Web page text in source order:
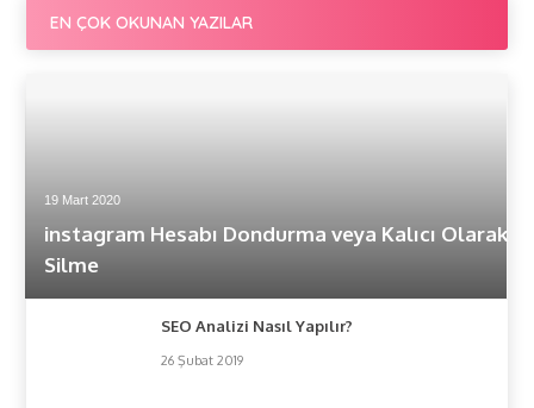
EN ÇOK OKUNAN YAZILAR
instagram Hesabı Dondurma veya Kalıcı Olarak
Silme
19 Mart 2020
SEO Analizi Nasıl Yapılır?
26 Şubat 2019